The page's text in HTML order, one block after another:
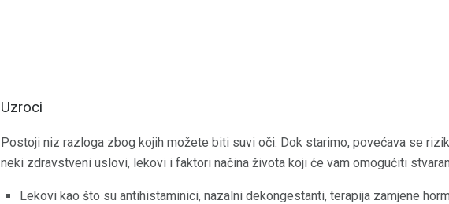
Uzroci
Postoji niz razloga zbog kojih možete biti suvi oči. Dok starimo, povećava se
neki zdravstveni uslovi, lekovi i faktori načina života koji će vam omogućiti
Lekovi kao što su antihistaminici, nazalni dekongestanti, terapija zamjene